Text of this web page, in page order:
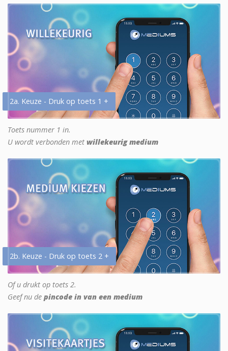
2a. Keuze - Druk op toets 1 +
Toets nummer 1 in.
U wordt verbonden met willekeurig medium
2b. Keuze - Druk op toets 2 +
Of u drukt op toets 2.
Geef nu de pincode in van een medium